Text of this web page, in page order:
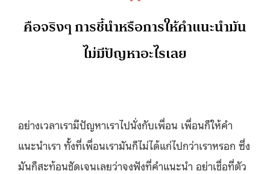
คือจริงๆ การชี้นำหรือการให้คำแนะนำมัน
ไม่มีปัญหาอะไรเลย
อย่างเวลาเรามีปัญหาเราไปนั่งกับเพื่อน เพื่อนก็ให้คำ
แนะนำเรา ทั้งที่เพื่อนเรามันก็ไม่ได้แก่ไปกว่าเราหรอก ซึ่ง
มันก็สะท้อนชัดเจนเลยว่าจงฟังที่คำแนะนำ อย่าเชื่อที่ตัว